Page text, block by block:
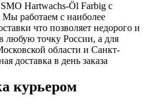
Hartwachs-Öl Farbig с
Мы работаем с наиболее
что позволяет недорого и
любую точку России, а для
области и Санкт-
доставка в день заказа
курьером